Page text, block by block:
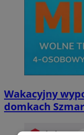
Wakacyjny
domkach